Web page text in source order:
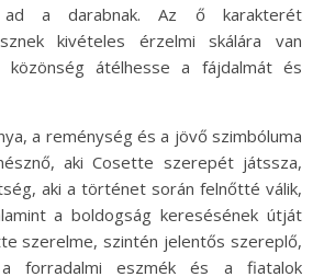
a darabnak. Az ő karakterét
kivételes érzelmi skálára van
közönség átélhesse a fájdalmát és
a reménység és a jövő szimbóluma
aki Cosette szerepét játssza,
aki a történet során felnőtté válik,
a boldogság keresésének útját
szerelme, szintén jelentős szereplő,
a forradalmi eszmék és a fiatalok